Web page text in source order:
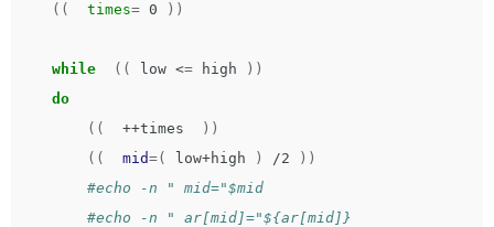
((
times= 0 ))
while (( low <= high
))
do
((
  ++times
))
((
mid=( low+high ) /2
))
#echo -n " mid="$mid
#echo -n " ar[mid]="${ar[mid]}